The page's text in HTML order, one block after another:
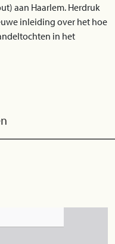
aan Haarlem. Herdruk
inleiding over het hoe
in het